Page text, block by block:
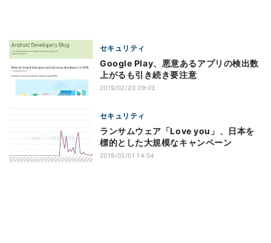
セキュリティ
Google Play、悪意あるアプリの検出数
上がるも引き続き要注意
2019/02/20 09:03
セキュリティ
ランサムウェア「Love you」、日本を
標的とした大規模なキャンペーン
2019/02/01 14:54